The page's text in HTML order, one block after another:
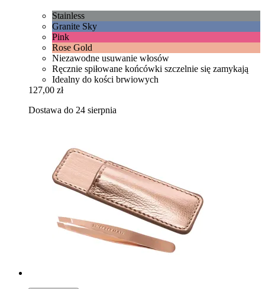
Stainless
Granite Sky
Pink
Rose Gold
Niezawodne usuwanie włosów
Ręcznie spiłowane końcówki szczelnie się zamykają
Idealny do kości brwiowych
127,00 zł
Dostawa do 24 sierpnia